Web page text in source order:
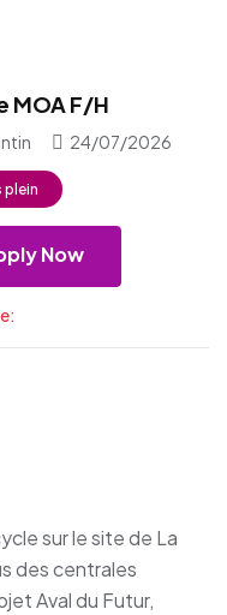
MOA F/H
24/07/2026
plein
Now
sur le site de La
des centrales
Aval du Futur,